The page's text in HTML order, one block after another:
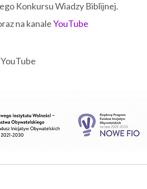
Konkursu Wiadzy Biblijnej.
na kanaleYouTube